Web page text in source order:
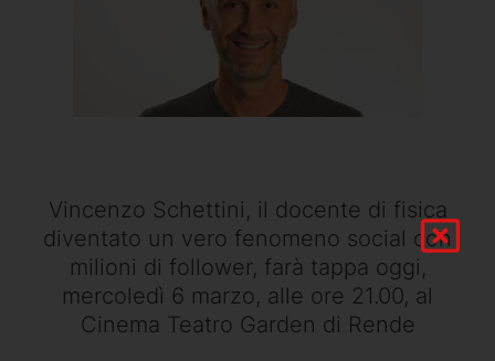
Vincenzo Schettini, il docente di fisica
diventato un vero fenomeno social con
milioni di follower, farà tappa oggi,
mercoledì 6 marzo, alle ore 21.00, al
Cinema Teatro Garden di Rende